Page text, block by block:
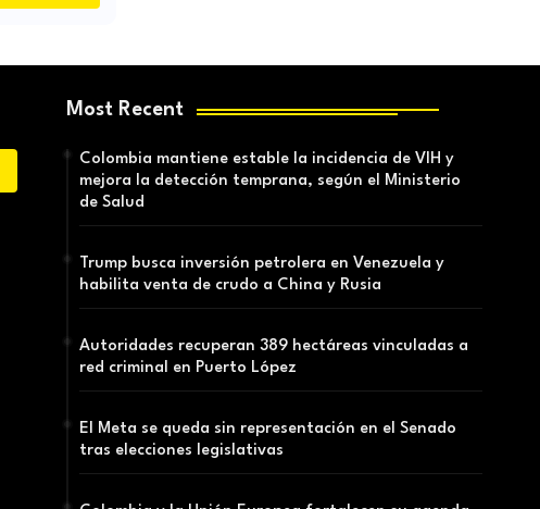
Most Recent
Colombia mantiene estable la incidencia de VIH y
mejora la detección temprana, según el Ministerio
de Salud
Trump busca inversión petrolera en Venezuela y
habilita venta de crudo a China y Rusia
Autoridades recuperan 389 hectáreas vinculadas a
red criminal en Puerto López
El Meta se queda sin representación en el Senado
tras elecciones legislativas